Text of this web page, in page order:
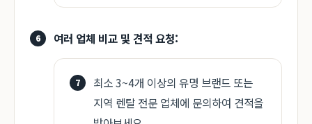
여러 업체 비교 및 견적 요청:
최소 3~4개 이상의 유명 브랜드 또는
지역 렌탈 전문 업체에 문의하여 견적을